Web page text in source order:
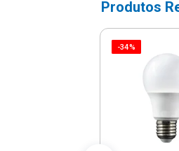
Produtos
-34%